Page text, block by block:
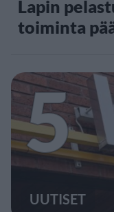
Lapin
toiminta
5
UUTISET